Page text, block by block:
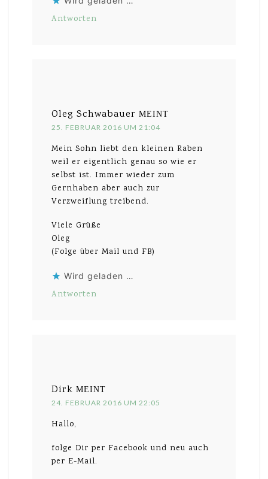
Antworten
Oleg Schwabauer MEINT
25. FEBRUAR 2016 UM 21:04
Mein Sohn liebt den kleinen Raben
weil er eigentlich genau so wie er
selbst ist. Immer wieder zum
Gernhaben aber auch zur
Verzweiflung treibend.
Viele Grüße
Oleg
(Folge über Mail und FB)
Wird geladen …
Antworten
Dirk MEINT
24. FEBRUAR 2016 UM 22:05
Hallo,
folge Dir per Facebook und neu auch
per E-Mail.